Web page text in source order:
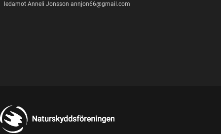
ledamot Anneli Jonsson annjon66@gmail.com